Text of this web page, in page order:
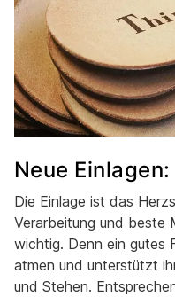
Neue
Die Einlage ist das
Verarbeitung und beste
wichtig. Denn ein gutes
atmen und unterstützt
und Stehen.